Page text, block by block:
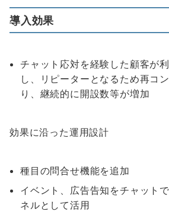
導入効果
チャット応対を経験した顧客が
し、リピーターとなるため再コ
り、継続的に開設数等が増加
効果に沿った運用設計
種目の問合せ機能を追加
イベント、広告告知をチャット
ネルとして活用